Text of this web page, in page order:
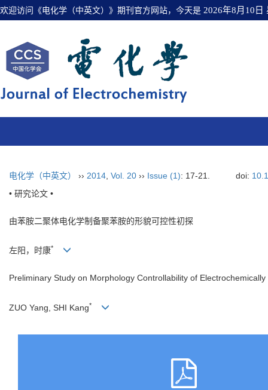
欢迎访问《电化学（中英文）》期刊官方网站，今天是 2026年8月10日
电化学（中英文） ›› 2014 Vol. 20 ›› Issue (1): 17-21. doi:
• 研究论文 •
由苯胺二聚体电化学制备聚苯胺的形貌可控性初探
左阳，时康*
Preliminary Study on Morphology Controllability of
ZUO Yang, SHI Kang*